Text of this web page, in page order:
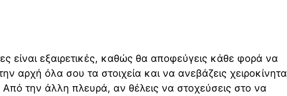
είναι εξαιρετικές, καθώς θα αποφεύγεις κάθε φορά να
αρχή όλα σου τα στοιχεία και να ανεβάζεις χειροκίνητα
Από την άλλη πλευρά, αν θέλεις να στοχεύσεις στο να